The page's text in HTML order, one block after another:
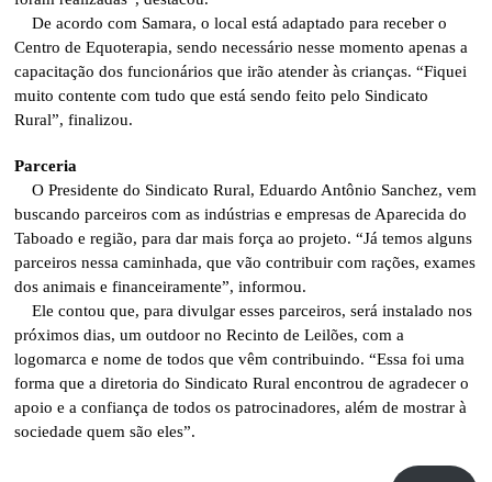
De acordo com Samara, o local está adaptado para receber o
Centro de Equoterapia, sendo necessário nesse momento apenas a
capacitação dos funcionários que irão atender às crianças. “Fiquei
muito contente com tudo que está sendo feito pelo Sindicato
Rural”, finalizou.
Parceria
O Presidente do Sindicato Rural, Eduardo Antônio Sanchez, vem
buscando parceiros com as indústrias e empresas de Aparecida do
Taboado e região, para dar mais força ao projeto. “Já temos alguns
parceiros nessa caminhada, que vão contribuir com rações, exames
dos animais e financeiramente”, informou.
Ele contou que, para divulgar esses parceiros, será instalado nos
próximos dias, um outdoor no Recinto de Leilões, com a
logomarca e nome de todos que vêm contribuindo. “Essa foi uma
forma que a diretoria do Sindicato Rural encontrou de agradecer o
apoio e a confiança de todos os patrocinadores, além de mostrar à
sociedade quem são eles”.